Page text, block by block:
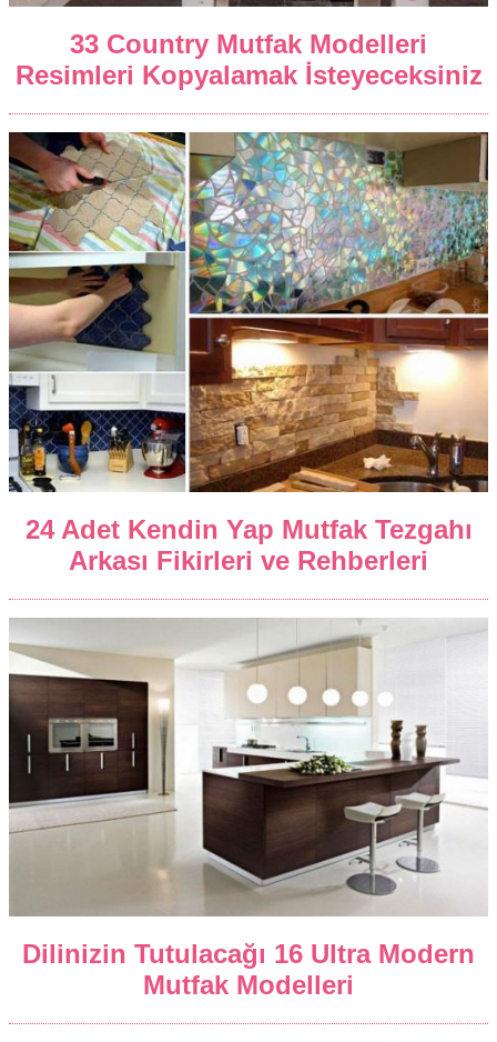
33 Country Mutfak Modelleri
Resimleri Kopyalamak İsteyeceksiniz
24 Adet Kendin Yap Mutfak Tezgahı
Arkası Fikirleri ve Rehberleri
Dilinizin Tutulacağı 16 Ultra Modern
Mutfak Modelleri